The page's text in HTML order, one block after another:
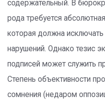
содержательный. В
рода требуется
которая должна
нарушений. Однако тезис
подписей может служить
Степень объективности
сомнения (недаром